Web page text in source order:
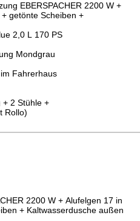
EBERSPACHER 2200 W +
getönte Scheiben +
2,0 L 170 PS
Mondgrau
Fahrerhaus
+ 2 Stühle +
Rollo)
2200 W + Alufelgen 17 in
+ Kaltwasserdusche außen